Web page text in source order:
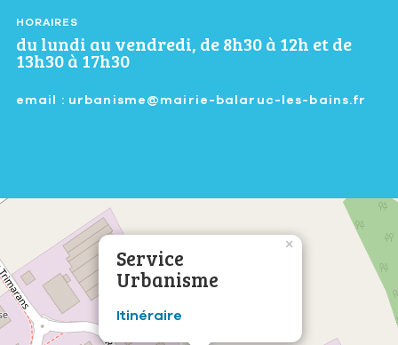
HORAIRES
du lundi au vendredi, de 8h30 à 12h et de
13h30 à 17h30
email : urbanisme@mairie-balaruc-les-bains.fr
Service
Urbanisme
Itinéraire
×